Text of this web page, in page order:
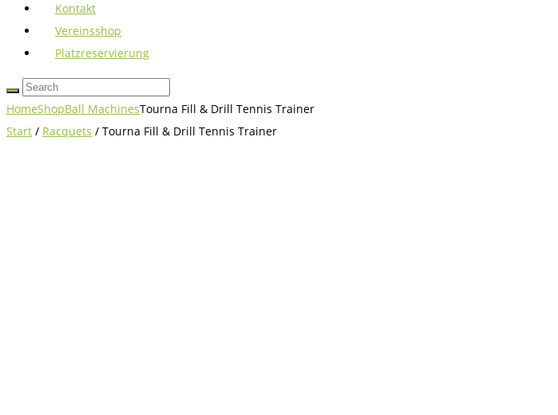
Kontakt
Vereinsshop
Platzreservierung
HomeShopBall MachinesTourna Fill & Drill Tennis Trainer
Start / Racquets / Tourna Fill & Drill Tennis Trainer